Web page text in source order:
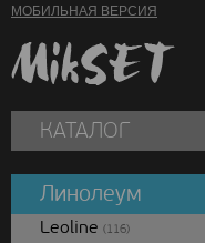
МОБИЛЬНАЯ ВЕРСИЯ
КАТАЛОГ
Линолеум
Leoline (116)